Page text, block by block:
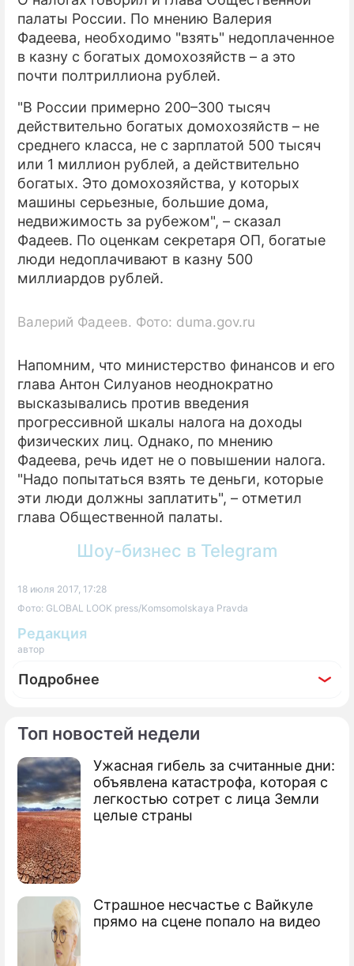
Топ новостей недели
Ужасная гибель за считанные дни:
объявлена катастрофа, которая с
легкостью сотрет с лица Земли
целые страны
Страшное несчастье с Вайкуле
прямо на сцене попало на видео
палаты России. По мнению Валерия
Фадеева, необходимо "взять" недоплаченное
в казну с богатых домохозяйств – а это
почти полтриллиона рублей.
"В России примерно 200–300 тысяч
действительно богатых домохозяйств – не
среднего класса, не с зарплатой 500 тысяч
или 1 миллион рублей, а действительно
богатых. Это домохозяйства, у которых
машины серьезные, большие дома,
недвижимость за рубежом", – сказал
Фадеев. По оценкам секретаря ОП, богатые
люди недоплачивают в казну 500
миллиардов рублей.
Валерий Фадеев. Фото: duma.gov.ru
Напомним, что министерство финансов и его
глава Антон Силуанов неоднократно
высказывались против введения
прогрессивной шкалы налога на доходы
физических лиц. Однако, по мнению
Фадеева, речь идет не о повышении налога.
"Надо попытаться взять те деньги, которые
эти люди должны заплатить", – отметил
глава Общественной палаты.
Шоу-бизнес в Telegram
18 июля 2017, 17:28
Фото: GLOBAL LOOK press/Komsomolskaya Pravda
Редакция
автор
Подробнее
По теме
Володин выступил за урегулирование
интернет-торговли
Госдума вдвое сократила
"законодательные завалы"
В Госдуме предлагают ужесточить
наказание за "группы смерти"